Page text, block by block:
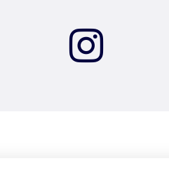
znajdź